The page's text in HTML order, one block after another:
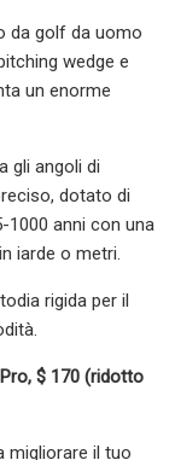
da golf da uomo
wedge e
un enorme
gli angoli di
dotato di
1000 anni con una
iarde o metri.
rigida per il
$ 170 (ridotto
migliorare il tuo